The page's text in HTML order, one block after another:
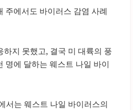
주에서도 바이러스 감염 사례
지 못했고, 결국 미 대륙의 풍
명에 달하는 웨스트 나일 바이
서는 웨스트 나일 바이러스의